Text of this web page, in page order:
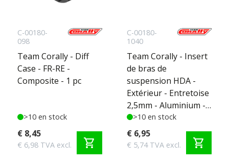
C-00180-
098
Team Corally - Diff
Case - FR-RE -
Composite - 1 pc
>10 en stock
€ 8,45
€ 6,98 TVA excl. shopping_cart
C-00180-
1040
Team Corally - Insert
de bras de
suspension HDA -
Extérieur - Entretoise
2,5mm - Aluminium -
Rouge - 2 pièces
>10 en stock
€ 6,95
€ 5,74 TVA excl. shopping_cart